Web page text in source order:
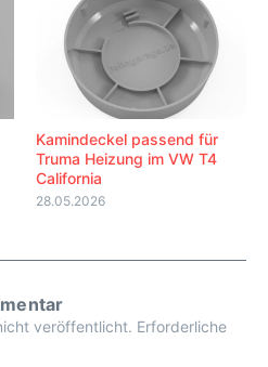
Kamindeckel passend für
Truma Heizung im VW T4
California
28.05.2026
veröffentlicht. Erforderliche